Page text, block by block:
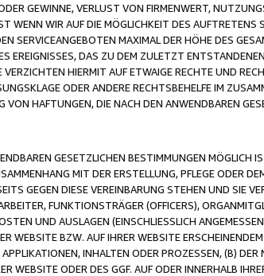
GEWINNE, VERLUST VON FIRMENWERT,
WIR AUF DIE MÖGLICHKEIT DES AUFTRETENS
SERVICEANGEBOTEN MAXIMAL DER HÖHE DES
DAS ZU DEM ZULETZT
HIERMIT AUF ETWAIGE RECHTE UND
ODER ANDERE RECHTSBEHELFE IM
HAFTUNGEN, DIE NACH DEN ANWENDBAREN
GESETZLICHEN BESTIMMUNGEN MÖGLICH
MIT DER ERSTELLUNG, PFLEGE ODER
GEGEN DIESE VEREINBARUNG STEHEN UND SIE
FUNKTIONSTRÄGER (OFFICERS),
UND AUSLAGEN (EINSCHLIESSLICH
WEBSITE BZW. AUF IHRER WEBSITE
INHALTEN ODER PROZESSEN, (B)
WEBSITE ODER DES GGF. AUF ODER INNERHALB